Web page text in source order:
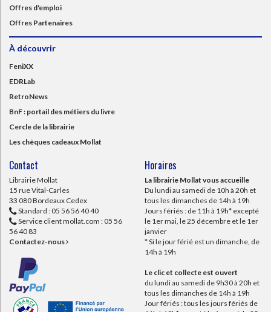
Offres d'emploi
Offres Partenaires
À découvrir
FeniXX
EDRLab
RetroNews
BnF : portail des métiers du livre
Cercle de la librairie
Les chèques cadeaux Mollat
Contact
Librairie Mollat
15 rue Vital-Carles
33 080 Bordeaux Cedex
Standard : 05 56 56 40 40
Service client mollat.com : 05 56
56 40 83
Contactez-nous
Horaires
La librairie Mollat vous accueille
Du lundi au samedi de 10h à 20h et
tous les dimanches de 14h à 19h
Jours fériés : de 11h à 19h* excepté
le 1er mai, le 25 décembre et le 1er
janvier
* Si le jour férié est un dimanche, de
14h à 19h
Le clic et collecte est ouvert
du lundi au samedi de 9h30 à 20h et
tous les dimanches de 14h à 19h
Jour fériés : tous les jours fériés de